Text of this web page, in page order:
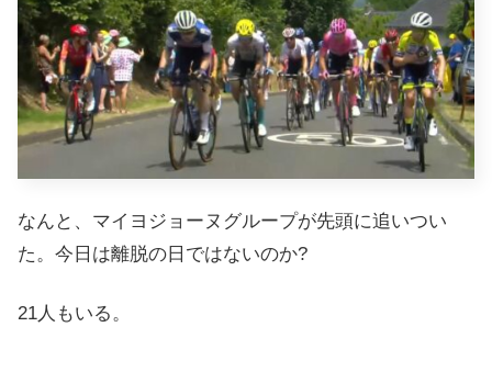
なんと、マイヨジョーヌグループが先頭に追いつい
た。今日は離脱の日ではないのか?
21人もいる。